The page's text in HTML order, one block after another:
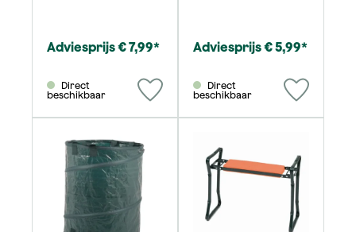
Adviesprijs € 7,99*
beschikbaar
Adviesprijs € 5,99*
beschikbaar